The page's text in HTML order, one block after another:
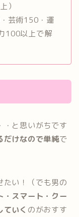
）
芸術150・運
100以上で解
・と思いがちです
だけなので単純で
たい！（でも男の
・スマート・クー
いく のがおすす